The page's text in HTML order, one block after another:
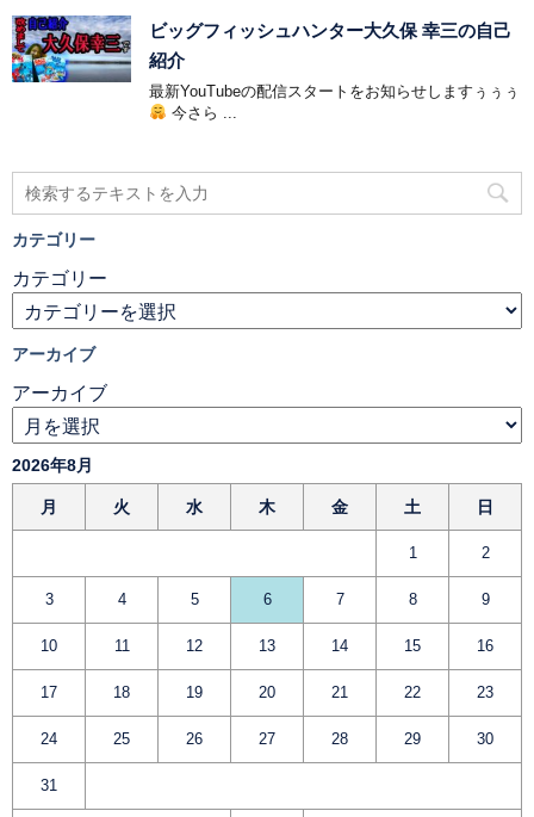
ビッグフィッシュハンター大久保 幸三の自己
紹介
最新YouTubeの配信スタートをお知らせしますぅぅぅ
今さら ...
カテゴリー
カテゴリー
アーカイブ
アーカイブ
2026年8月
月 火 水 木 金 土 日
1 2
3 4 5 6 7 8 9
10 11 12 13 14 15 16
17 18 19 20 21 22 23
24 25 26 27 28 29 30
31